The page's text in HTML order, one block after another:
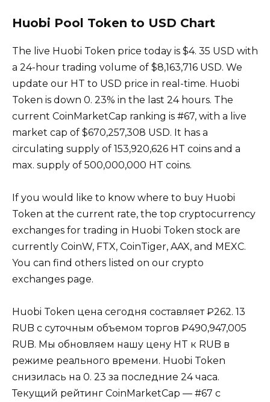
Huobi Pool Token to USD Chart
The live Huobi Token price today is $4. 35 USD with
a 24-hour trading volume of $8,163,716 USD. We
update our HT to USD price in real-time. Huobi
Token is down 0. 23% in the last 24 hours. The
current CoinMarketCap ranking is #67, with a live
market cap of $670,257,308 USD. It has a
circulating supply of 153,920,626 HT coins and a
max. supply of 500,000,000 HT coins.
If you would like to know where to buy Huobi
Token at the current rate, the top cryptocurrency
exchanges for trading in Huobi Token stock are
currently CoinW, FTX, CoinTiger, AAX, and MEXC.
You can find others listed on our crypto
exchanges page.
Huobi Token цена сегодня составляет ₽262. 13
RUB с суточным объемом торгов ₽490,947,005
RUB. Мы обновляем нашу цену HT к RUB в
режиме реального времени. Huobi Token
снизилась на 0. 23 за последние 24 часа.
Текущий рейтинг CoinMarketCap — #67 с